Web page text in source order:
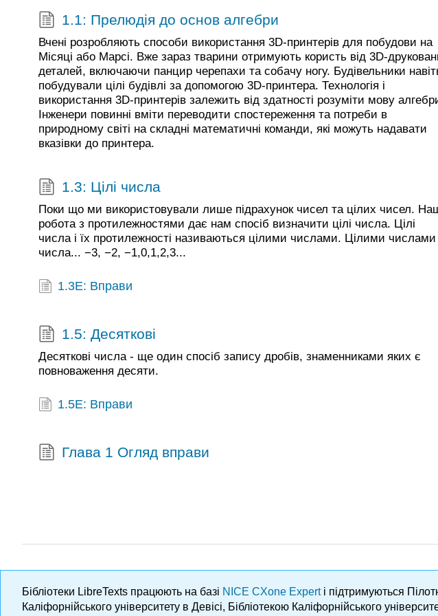
1.1: Прелюдія до основ алгебри
Вчені розробляють способи використання 3D-принтерів для побудови на
Місяці або Марсі. Вже зараз тварини отримують користь від 3D-
деталей, включаючи панцир черепахи та собачу ногу. Будівельники
побудували цілі будівлі за допомогою 3D-принтера. Технологія і
використання 3D-принтерів залежить від здатності розуміти мову
Інженери повинні вміти переводити спостереження та потреби в
природному світі на складні математичні команди, які можуть надавати
вказівки до принтера.
1.3: Цілі числа
Поки що ми використовували лише підрахунок чисел та цілих чисел.
робота з протилежностями дає нам спосіб визначити цілі числа. Цілі
числа і їх протилежності називаються цілими числами. Цілими числами
числа... −3, −2, −1,0,1,2,3...
1.3E: Вправи
1.5: Десяткові
Десяткові числа - ще один спосіб запису дробів, знаменниками яких є
повноваження десяти.
1.5E: Вправи
Глава 1 Огляд вправи
Бібліотеки LibreTexts працюють на базі NICE CXone Expert і підтримуються
Каліфорнійського університету в Девісі, Бібліотекою Каліфорнійського